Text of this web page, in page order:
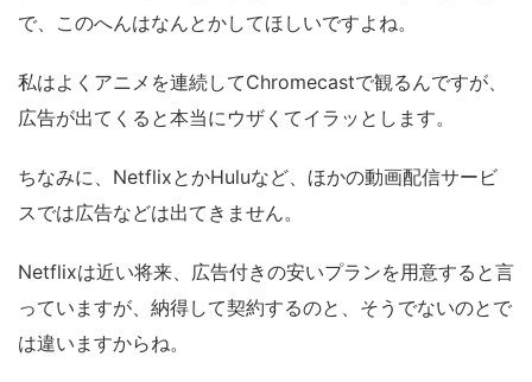
で、このへんはなんとかしてほしいですよね。
私はよくアニメを連続してChromecastで観るんですが、
広告が出てくると本当にウザくてイラッとします。
ちなみに、NetflixとかHuluなど、ほかの動画配信サービ
スでは広告などは出てきません。
Netflixは近い将来、広告付きの安いプランを用意すると言
っていますが、納得して契約するのと、そうでないのとで
は違いますからね。